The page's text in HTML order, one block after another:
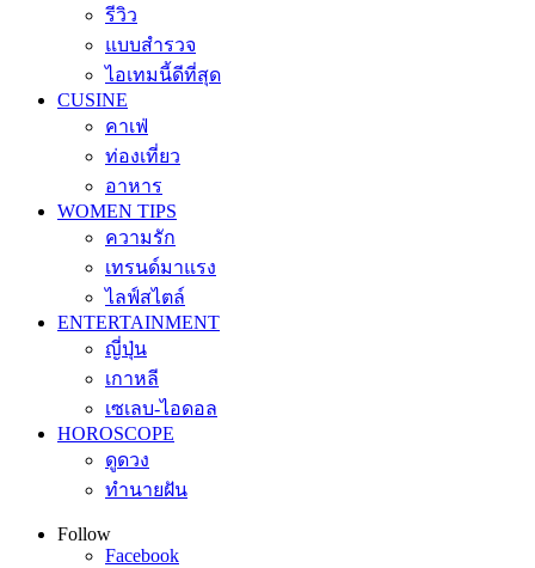
รีวิว
แบบสำรวจ
ไอเทมนี้ดีที่สุด
CUSINE
คาเฟ่
ท่องเที่ยว
อาหาร
WOMEN TIPS
ความรัก
เทรนด์มาแรง
ไลฟ์สไตล์
ENTERTAINMENT
ญี่ปุ่น
เกาหลี
เซเลบ-ไอดอล
HOROSCOPE
ดูดวง
ทำนายฝัน
Follow
Facebook